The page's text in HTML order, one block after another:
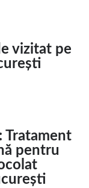
vizitat pe
Tratament
pentru